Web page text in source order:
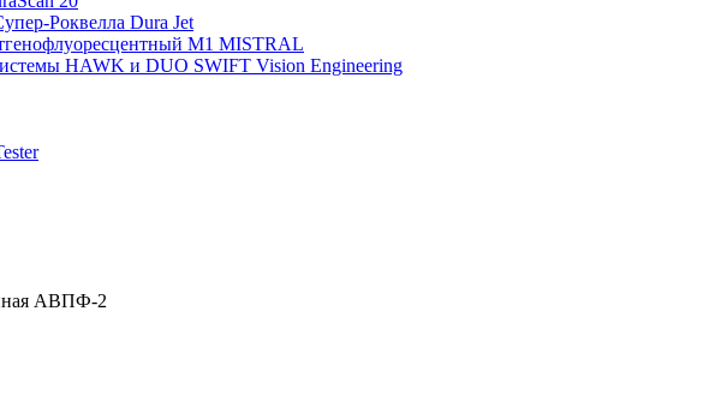
Роквелла Dura Jet
М1 MISTRAL
HAWK и DUO SWIFT Vision Engineering
АВПФ-2